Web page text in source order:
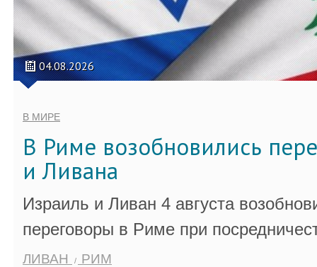
04.08.2026
В МИРЕ
В Риме возобновились
и Ливана
Израиль и Ливан 4 августа
переговоры в Риме при
ЛИВАН РИМ